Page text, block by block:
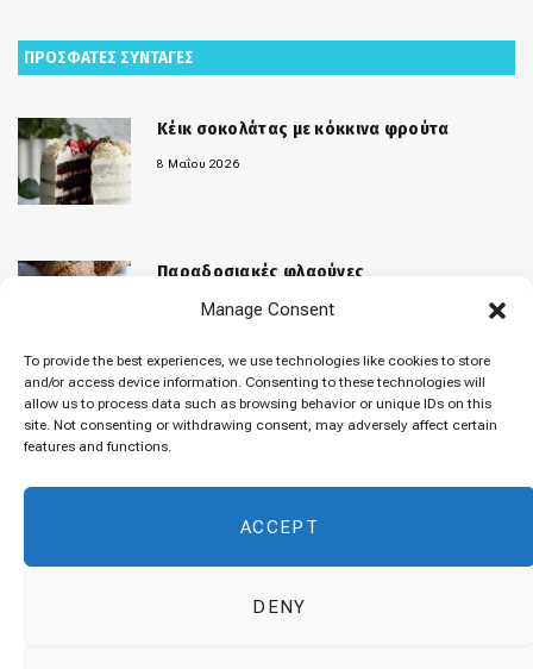
Manage Consent
To provide the best experiences, we use technologies like cookies to store
and/or access device information. Consenting to these technologies will
allow us to process data such as browsing behavior or unique IDs on this
site. Not consenting or withdrawing consent, may adversely affect certain
features and functions.
ACCEPT
DENY
ΠΡΟΣΦΑΤΕΣ ΣΥΝΤΑΓΕΣ
Κέικ σοκολάτας με κόκκινα φρούτα
8 Μαΐου 2026
Παραδοσιακές φλαούνες
31 Μαρτίου 2026
«Μελομακάρονα»
9 Δεκεμβρίου 2025